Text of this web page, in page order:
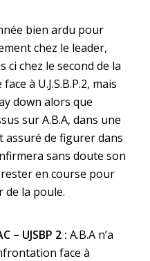
bien ardu pour
chez le leader,
ci chez le second de la
à U.J.S.B.P.2, mais
down alors que
sur A.B.A, dans une
assuré de figurer dans
sans doute son
rester en course pour
de la poule.
– UJSBP 2 : A.B.A n’a
face à